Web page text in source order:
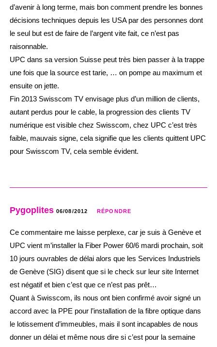
d’avenir à long terme, mais bon comment prendre les bonnes
décisions techniques depuis les USA par des personnes dont
le seul but est de faire de l’argent vite fait, ce n’est pas
raisonnable.
UPC dans sa version Suisse peut très bien passer à la trappe
une fois que la source est tarie, … on pompe au maximum et
ensuite on jette.
Fin 2013 Swisscom TV envisage plus d’un million de clients,
autant perdus pour le cable, la progression des clients TV
numérique est visible chez Swisscom, chez UPC c’est très
faible, mauvais signe, cela signifie que les clients quittent UPC
pour Swisscom TV, cela semble évident.
Pygoplites 06/08/2012 RÉPONDRE
Ce commentaire me laisse perplexe, car je suis à Genève et
UPC vient m’installer la Fiber Power 60/6 mardi prochain, soit
10 jours ouvrables de délai alors que les Services Industriels
de Genève (SIG) disent que si le check sur leur site Internet
est négatif et bien c’est que ce n’est pas prêt…
Quant à Swisscom, ils nous ont bien confirmé avoir signé un
accord avec la PPE pour l’installation de la fibre optique dans
le lotissement d’immeubles, mais il sont incapables de nous
donner un délai et même nous dire si c’est pour la semaine